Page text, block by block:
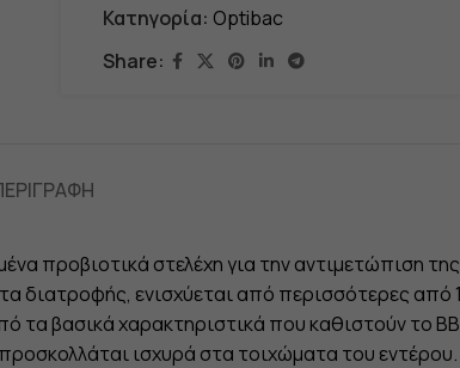
Κατηγορία: Optibac
Share:
προβιοτικά στελέχη για την αντιμετώπιση
ενισχύεται από περισσότερες από
βασικά χαρακτηριστικά που καθιστούν το
ισχυρά στα τοιχώματα του